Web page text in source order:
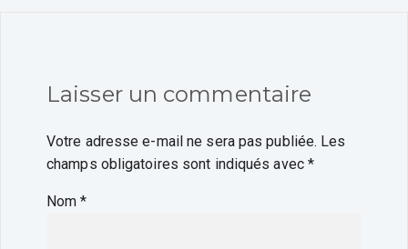
Laisser un commentaire
Votre adresse e-mail ne sera pas publiée. Les
champs obligatoires sont indiqués avec *
Nom*